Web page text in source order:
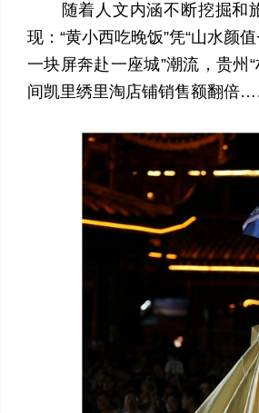
随着人文内涵不断挖掘和旅
现：“黄小西吃晚饭”凭“山水颜
一块屏奔赴一座城”潮流，贵州
间凯里绣里淘店铺销售额翻倍